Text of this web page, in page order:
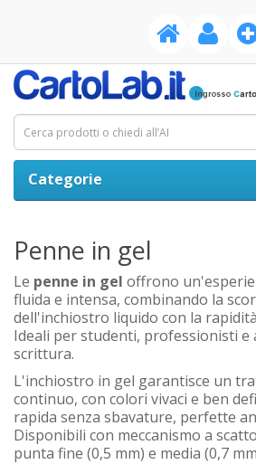
Categorie
Penne in gel
Le penne in gel offrono
fluida e intensa, combinando la
dell'inchiostro liquido con la
Ideali per studenti, professionisti e
scrittura.
L'inchiostro in gel garantisce un
continuo, con colori vivaci e ben
rapida senza sbavature, perfette
Disponibili con meccanismo a
punta fine (0,5 mm) e media (0,7